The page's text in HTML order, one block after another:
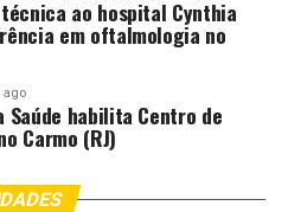
ar frio, as temperaturas
parte da região,
e no sul mineiro.
ao hospital Cynthia
em oftalmologia no
ago
Saúde habilita Centro de
Carmo (RJ)